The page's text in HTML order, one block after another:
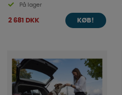
På lager
2 681 DKK KØB!